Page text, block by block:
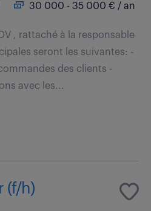
30 000 - 35 000 € / an
, rattaché à la responsable
seront les suivantes: -
des clients -
avec les...
(f/h)